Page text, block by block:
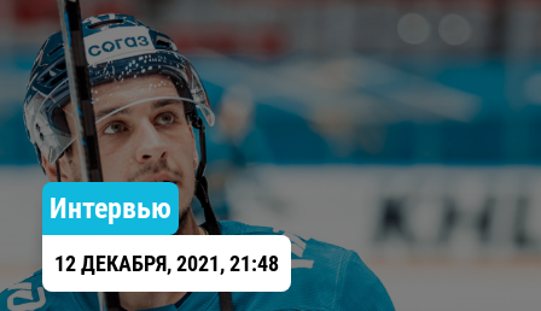
Интервью
12 ДЕКАБРЯ, 2021, 21:48